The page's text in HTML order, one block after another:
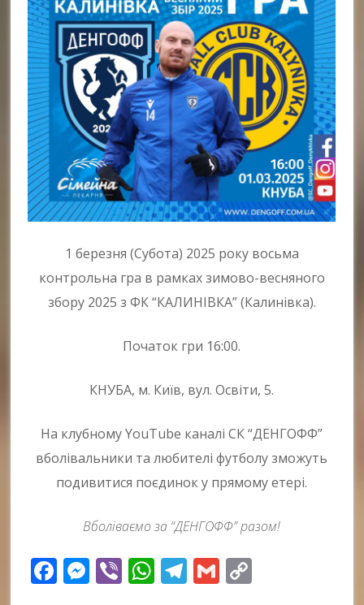
1 березня (Субота) 2025 року восьма
контрольна гра в рамках зимово-весняного
збору 2025 з ФК “КАЛИНІВКА” (Калинівка).
Початок гри 16:00.
КНУБА, м. Київ, вул. Освіти, 5.
На клубному YouTube каналі СК “ДЕНГОФФ”
вболівальники та любителі футболу зможуть
подивитися поєдинок у прямому етері.
Вболіваємо за “ДЕНГОФФ” разом!
Facebook
Messenger
ViberWhatsApp
Telegram
Gmail